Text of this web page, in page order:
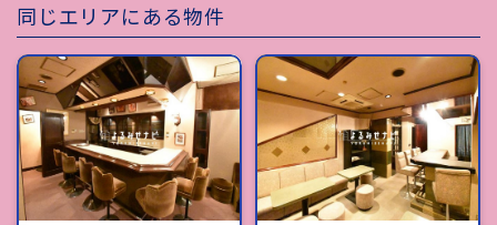
同じエリアにある物件